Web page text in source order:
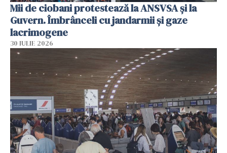
Mii de ciobani protestează la ANSVSA și la
Guvern. Îmbrânceli cu jandarmii și gaze
lacrimogene
30 IULIE 2026